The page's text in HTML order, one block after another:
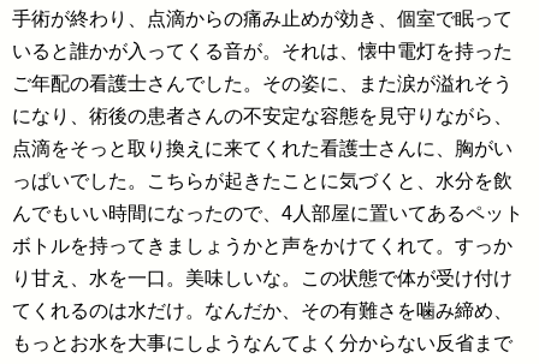
手術が終わり、点滴からの痛み止めが効き、個室で眠って
いると誰かが入ってくる音が。それは、懐中電灯を持った
ご年配の看護士さんでした。その姿に、また涙が溢れそう
になり、術後の患者さんの不安定な容態を見守りながら、
点滴をそっと取り換えに来てくれた看護士さんに、胸がい
っぱいでした。こちらが起きたことに気づくと、水分を飲
んでもいい時間になったので、4人部屋に置いてあるペット
ボトルを持ってきましょうかと声をかけてくれて。すっか
り甘え、水を一口。美味しいな。この状態で体が受け付け
てくれるのは水だけ。なんだか、その有難さを噛み締め、
もっとお水を大事にしようなんてよく分からない反省まで